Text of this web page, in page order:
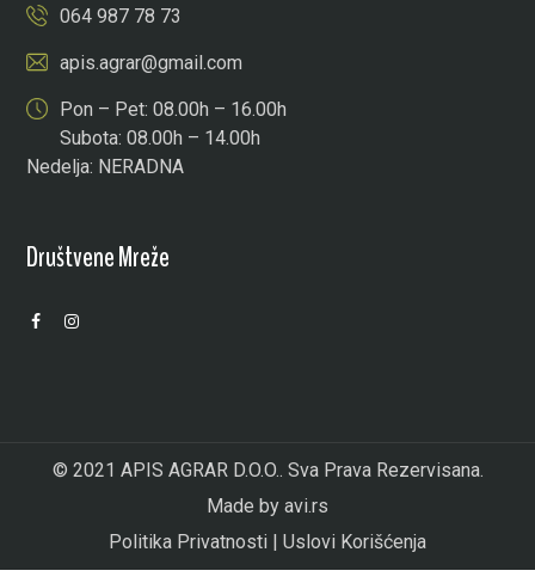
064 987 78 73
apis.agrar@gmail.com
Pon – Pet: 08.00h – 16.00h
Subota: 08.00h – 14.00h
Nedelja: NERADNA
Društvene Mreže
© 2021 APIS AGRAR D.O.O.. Sva Prava Rezervisana.
Made by avi.rs
Politika Privatnosti | Uslovi Korišćenja